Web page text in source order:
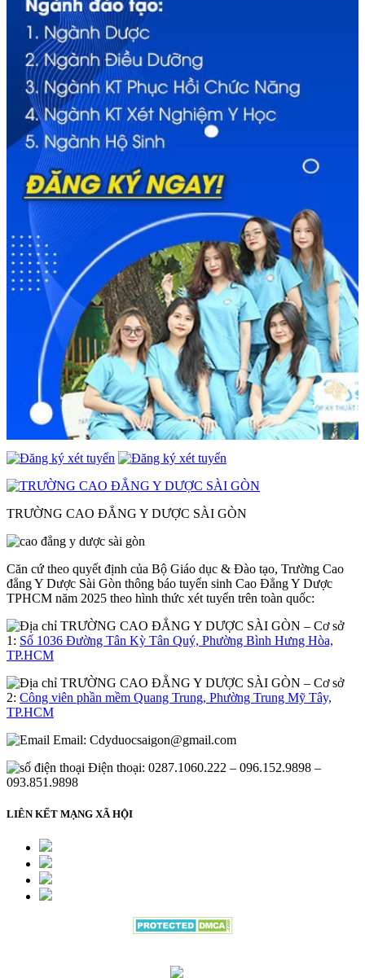
TRƯỜNG CAO ĐẲNG Y DƯỢC SÀI GÒN
Căn cứ theo quyết định của Bộ Giáo dục & Đào tạo, Trường Cao
đẳng Y Dược Sài Gòn thông báo tuyển sinh Cao Đẳng Y Dược
TPHCM năm 2025 theo hình thức xét tuyển trên toàn quốc:
– Cơ sở
1: Số 1036 Đường Tân Kỳ Tân Quý, Phường Bình Hưng Hòa,
TP.HCM
– Cơ sở
2: Công viên phần mềm Quang Trung, Phường Trung Mỹ Tây,
TP.HCM
Email: Cdyduocsaigon@gmail.com
Điện thoại: 0287.1060.222 – 096.152.9898 –
093.851.9898
LIÊN KẾT MẠNG XÃ HỘI